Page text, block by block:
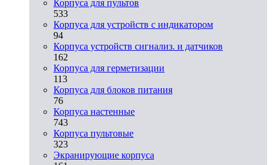
Корпуса для пультов
533
Корпуса для устройств с индикатором
94
Корпуса устройств сигнализ. и датчиков
162
Корпуса для герметизации
113
Корпуса для блоков питания
76
Корпуса настенные
743
Корпуса пультовые
323
Экранирующие корпуса